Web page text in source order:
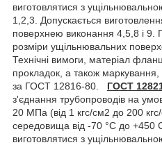
виготовлятися з
1,2,3. Допускається
поверхнею виконання 4,5,8 і 9.
розміри ущільнювальних
Технічні вимоги, матеріал
прокладок, а також
за ГОСТ 12816-80. ГОСТ
з'єднання трубопроводів на
20 МПа (від 1 кгс/см2 до 200
середовища від -70 °C до +450
виготовлятися з